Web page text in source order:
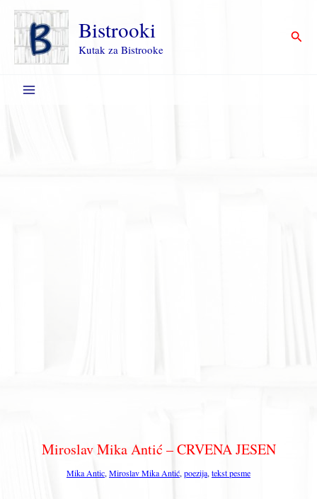
Пређи
садржај
Bistrooki
Kutak za Bistrooke
Miroslav Mika Antić – CRVENA JESEN
Mika Antic, Miroslav Mika Antić, poezija, tekst pesme